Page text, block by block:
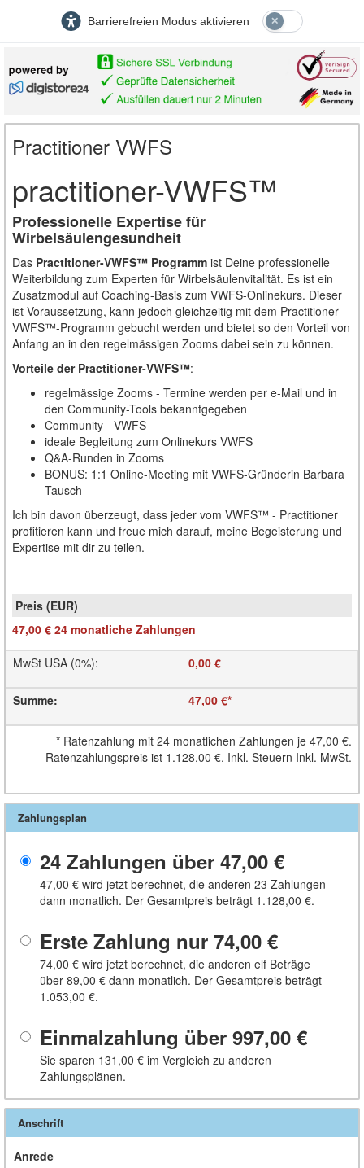
Barrierefreien Modus aktivieren
Practitioner VWFS
practitioner-VWFS™
Professionelle Expertise für
Wirbelsäulengesundheit
Das Practitioner-VWFS™ Programm ist Deine professionelle
Weiterbildung zum Experten für Wirbelsäulenvitalität. Es ist ein
Zusatzmodul auf Coaching-Basis zum VWFS-Onlinekurs. Dieser
ist Voraussetzung, kann jedoch gleichzeitig mit dem Practitioner
VWFS™-Programm gebucht werden und bietet so den Vorteil von
Anfang an in den regelmässigen Zooms dabei sein zu können.
Vorteile der Practitioner-VWFS™:
regelmässige Zooms - Termine werden per e-Mail und in
den Community-Tools bekanntgegeben
Community - VWFS
ideale Begleitung zum Onlinekurs VWFS
Q&A-Runden in Zooms
BONUS: 1:1 Online-Meeting mit VWFS-Gründerin Barbara
Tausch
Ich bin davon überzeugt, dass jeder vom VWFS™ - Practitioner
profitieren kann und freue mich darauf, meine Begeisterung und
Expertise mit dir zu teilen.
47,00 € 24 monatliche Zahlungen
MwSt USA (0%): 0,00 €
Summe: 47,00 €*
* Ratenzahlung mit 24 monatlichen Zahlungen je 47,00 €.
Ratenzahlungspreis ist 1.128,00 €. Inkl. Steuern Inkl. MwSt.
Zahlungsplan
24 Zahlungen über 47,00 €
47,00 € wird jetzt berechnet, die anderen 23 Zahlungen
dann monatlich. Der Gesamtpreis beträgt 1.128,00 €.
Erste Zahlung nur 74,00 €
74,00 € wird jetzt berechnet, die anderen elf Beträge
über 89,00 € dann monatlich. Der Gesamtpreis beträgt
1.053,00 €.
Einmalzahlung über 997,00 €
Sie sparen 131,00 € im Vergleich zu anderen
Zahlungsplänen.
Anschrift
Anrede